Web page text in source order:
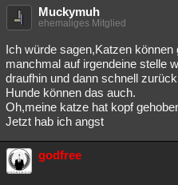
Muckymuh
ehemaliges Mitglied
Ich würde sagen,Katzen
manchmal auf irgendeine stelle
draufhin und dann schnell zurück
Hunde können das auch.
Oh,meine katze hat kopf
Jetzt hab ich angst
godfree